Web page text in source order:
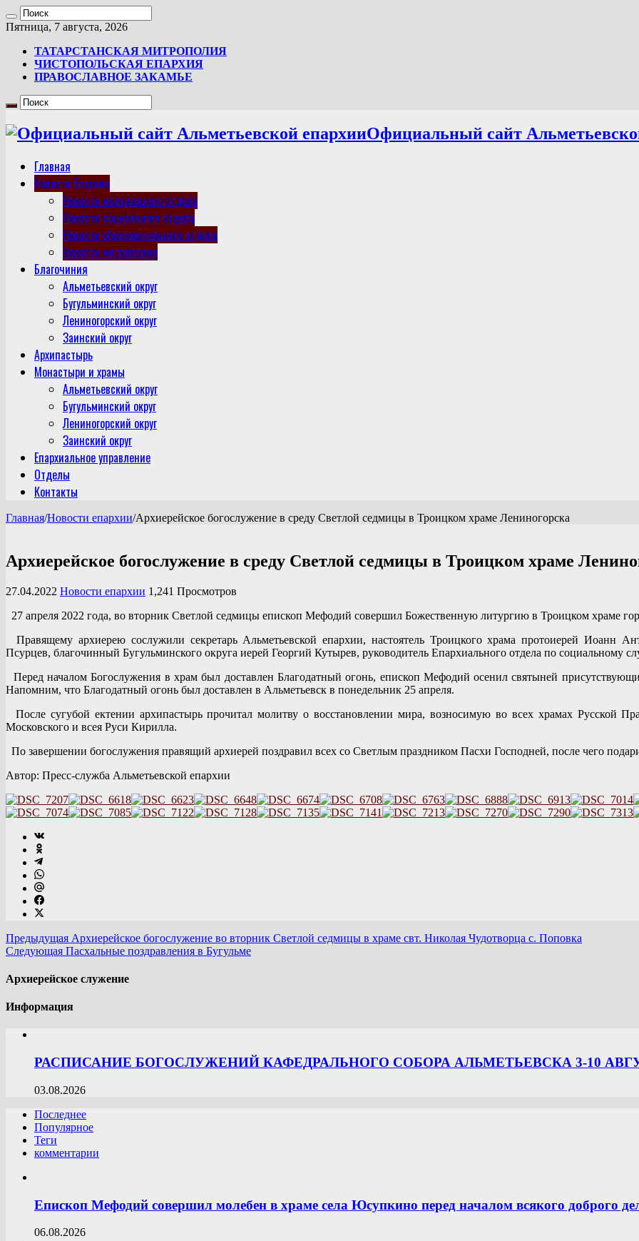
Пятница, 7 августа, 2026
ТАТАРСТАНСКАЯ МИТРОПОЛИЯ
ЧИСТОПОЛЬСКАЯ ЕПАРХИЯ
ПРАВОСЛАВНОЕ ЗАКАМЬЕ
Официальный сайт
Главная
Новости Епархии
Новости молодежного отдела
Новости социального отдела
Новости образовательного отдела
Новости митрополии
Благочиния
Альметьевский округ
Бугульминский округ
Лениногорский округ
Заинский округ
Архипастырь
Монастыри и храмы
Альметьевский округ
Бугульминский округ
Лениногорский округ
Заинский округ
Епархиальное управление
Отделы
Контакты
Главная/Новости епархии/Архиерейское богослужение в среду Светлой седмицы в Троицком храме Лениногорска
Архиерейское богослужение в среду Светлой седмицы в Троицком храме
27.04.2022 Новости епархии 1,241 Просмотров
27 апреля 2022 года, во вторник Светлой седмицы епископ Мефодий совершил Божественную литургию в Троицком храме
Правящему архиерею сослужили секретарь Альметьевской епархии, настоятель Троицкого храма протоиерей Иоанн
Псурцев, благочинный Бугульминского округа иерей Георгий Кутырев, руководитель Епархиального отдела по социальному
Перед началом Богослужения в храм был доставлен Благодатный огонь, епископ Мефодий осенил святыней
Напомним, что Благодатный огонь был доставлен в Альметьевск в понедельник 25 апреля.
После сугубой ектении архипастырь прочитал молитву о восстановлении мира, возносимую во всех храмах Русской
Московского и всея Руси Кирилла.
По завершении богослужения правящий архиерей поздравил всех со Светлым праздником Пасхи Господней, после чего
Автор: Пресс-служба Альметьевской епархии
Предыдущая Архиерейское богослужение во вторник Светлой седмицы в храме свт. Николая Чудотворца с. Поповка
Следующая Пасхальные поздравления в Бугульме
Архиерейское служение
Информация
РАСПИСАНИЕ БОГОСЛУЖЕНИЙ КАФЕДРАЛЬНОГО СОБОРА АЛЬМЕТЬЕВСКА 3-10
03.08.2026
Последнее
Популярное
Теги
комментарии
Епископ Мефодий совершил молебен в храме села Юсупкино перед началом всякого доброго
06.08.2026